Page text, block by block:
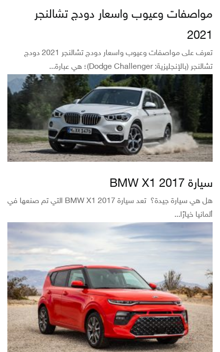
مواصفات وعيوب واسعار دودج تشالنجر
2021
تعرف على مواصفات وعيوب واسعار دودج تشالنجر 2021 دودج
تشالنجر (بالإنجليزية: Dodge Challenger)؛ هي عبارة...
سيارة BMW X1 2017
هل هي سيارة جيدة؟ تعد سيارة BMW X1 2017 التي تم صنعها في
ألمانيا خيارًا...